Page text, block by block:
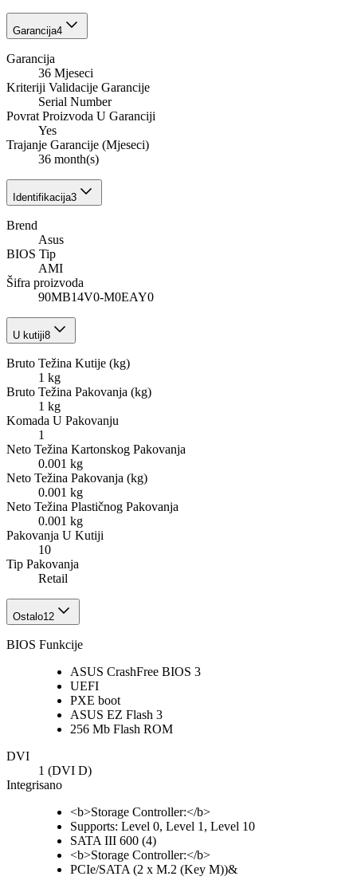
Garancija4
Garancija
36 Mjeseci
Kriteriji Validacije Garancije
Serial Number
Povrat Proizvoda U Garanciji
Yes
Trajanje Garancije (Mjeseci)
36 month(s)
Identifikacija3
Brend
Asus
BIOS Tip
AMI
Šifra proizvoda
90MB14V0-M0EAY0
U kutiji8
Bruto Težina Kutije (kg)
1 kg
Bruto Težina Pakovanja (kg)
1 kg
Komada U Pakovanju
1
Neto Težina Kartonskog Pakovanja
0.001 kg
Neto Težina Pakovanja (kg)
0.001 kg
Neto Težina Plastičnog Pakovanja
0.001 kg
Pakovanja U Kutiji
10
Tip Pakovanja
Retail
Ostalo12
BIOS Funkcije
ASUS CrashFree BIOS 3
UEFI
PXE boot
ASUS EZ Flash 3
256 Mb Flash ROM
DVI
1 (DVI D)
Integrisano
<b>Storage Controller:</b>
Supports: Level 0, Level 1, Level 10
SATA III 600 (4)
<b>Storage Controller:</b>
PCIe/SATA (2 x M.2 (Key M))&